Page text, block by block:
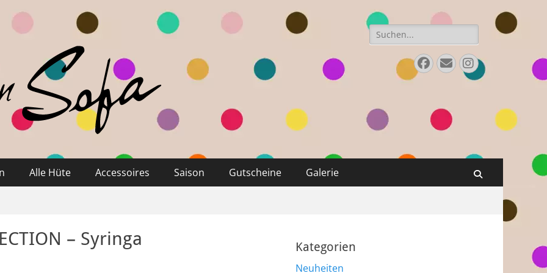
Suchen
nach:
Facebook
E-
Mail
Instagram
Alle Hüte Accessoires Saison Gutscheine Galerie
– Syringa Kategorien
Neuheiten